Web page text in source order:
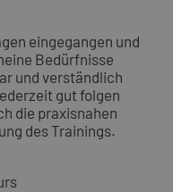
eingegangen und
Bedürfnisse
und verständlich
gut folgen
die praxisnahen
des Trainings.